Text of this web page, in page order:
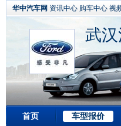
华中汽车网 资讯中心 购车中心 视
武
首页 车型报价